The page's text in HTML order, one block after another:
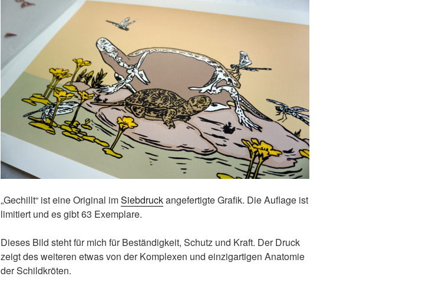
„Gechillt“ ist eine Original imSiebdruckangefertigte Grafik. Die Auflage ist
limitiert und es gibt 63 Exemplare.
Dieses Bild steht für mich für Beständigkeit, Schutz und Kraft. Der Druck
zeigt des weiteren etwas von der Komplexen und einzigartigen Anatomie
der Schildkröten.